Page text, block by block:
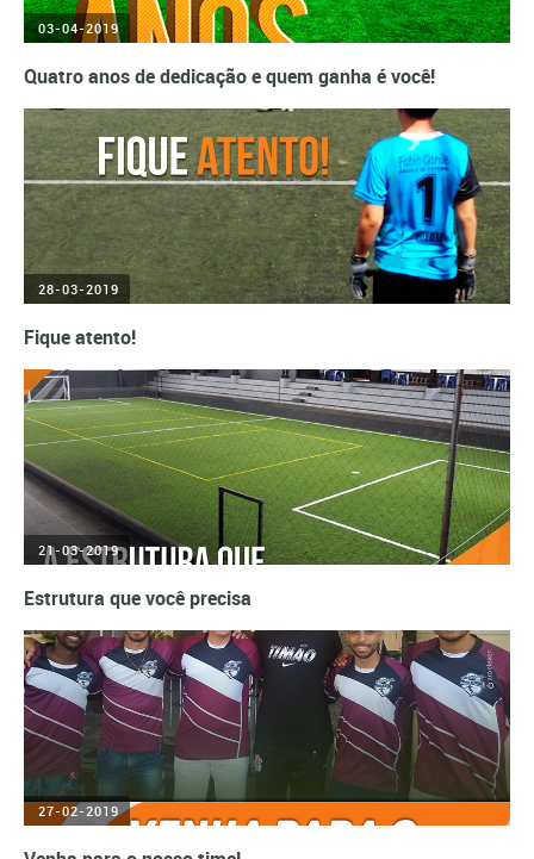
03-04-2019
Quatro anos de dedicação e quem ganha é você!
28-03-2019
Fique atento!
21-03-2019
Estrutura que você precisa
27-02-2019